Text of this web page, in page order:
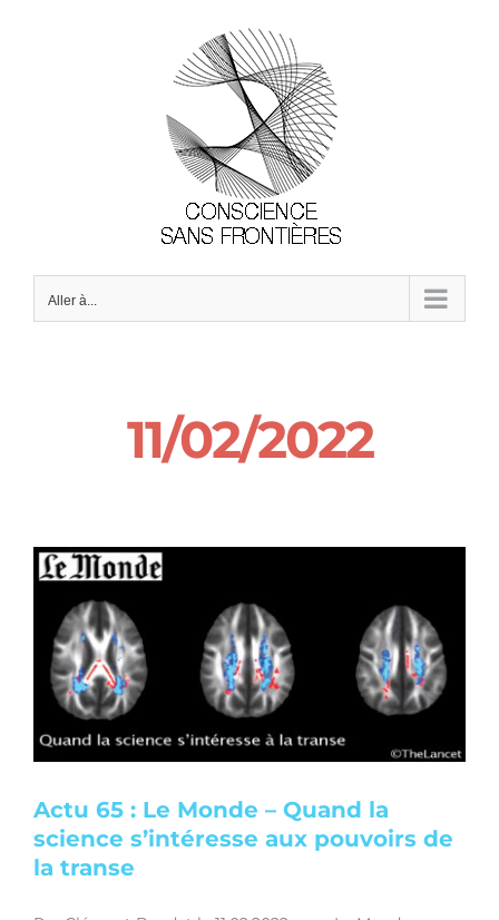
Aller à...
11/02/2022
Actu 65 : Le Monde – Quand la
science s’intéresse aux pouvoirs de
la transe